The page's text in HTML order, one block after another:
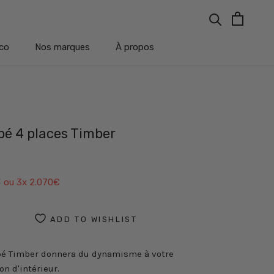
Nos marques
À propos
4 places Timber
ou 3x 2.070€
ADD TO WISHLIST
Timber donnera du dynamisme à votre
d'intérieur.